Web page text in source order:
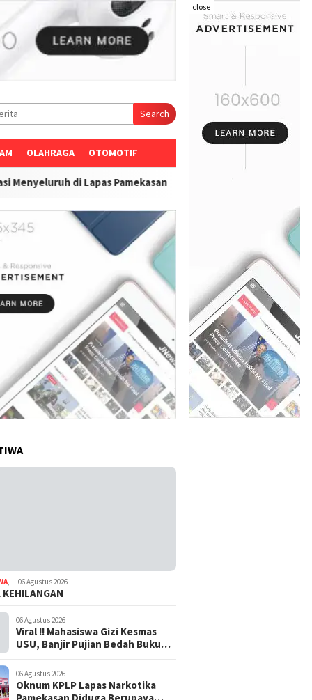
close
Search
OLAHRAGA OTOMOTIF
Pamekasan-Pengelola arena judi sabung ayam MO
, 06 Agustus 2026
KEHILANGAN
06 Agustus 2026
Viral !! Mahasiswa Gizi Kesmas
USU, Banjir Pujian Bedah Buku
Ribu Refeensi Akademik Dunia
06 Agustus 2026
Oknum KPLP Lapas Narkotika